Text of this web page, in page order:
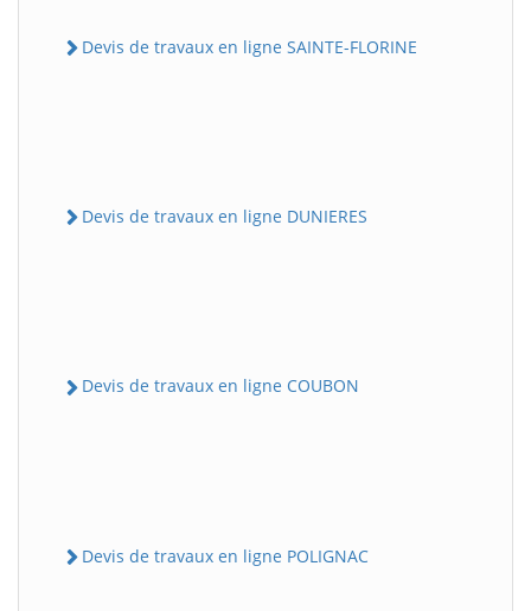
Devis de travaux en ligne SAINTE-FLORINE
Devis de travaux en ligne DUNIERES
Devis de travaux en ligne COUBON
Devis de travaux en ligne POLIGNAC